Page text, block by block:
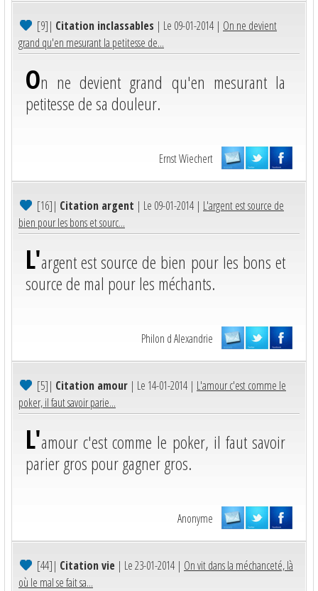
[9]| Citation inclassables | Le 09-01-2014 | On ne devient
grand qu'en mesurant la petitesse de...
On ne devient grand qu'en mesurant la
petitesse de sa douleur.
Ernst Wiechert
[16]| Citation argent | Le 09-01-2014 | L'argent est source de
bien pour les bons et sourc...
L'argent est source de bien pour les bons et
source de mal pour les méchants.
Philon d Alexandrie
[5]| Citation amour | Le 14-01-2014 | L'amour c'est comme le
poker, il faut savoir parie...
L'amour c'est comme le poker, il faut savoir
parier gros pour gagner gros.
Anonyme
[44]| Citation vie | Le 23-01-2014 | On vit dans la méchanceté, là
où le mal se fait sa...